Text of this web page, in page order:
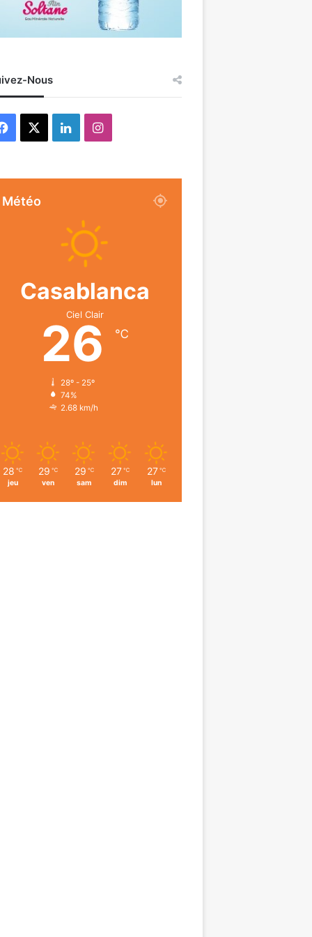
Nous
Facebook LinkedinInstagram
Météo
Casablanca
Ciel Clair
26 ℃
28º - 25º
74%
2.68 km/h
28 ℃
jeu
29 ℃
ven
29 ℃
sam
27 ℃
dim
27 ℃
lun